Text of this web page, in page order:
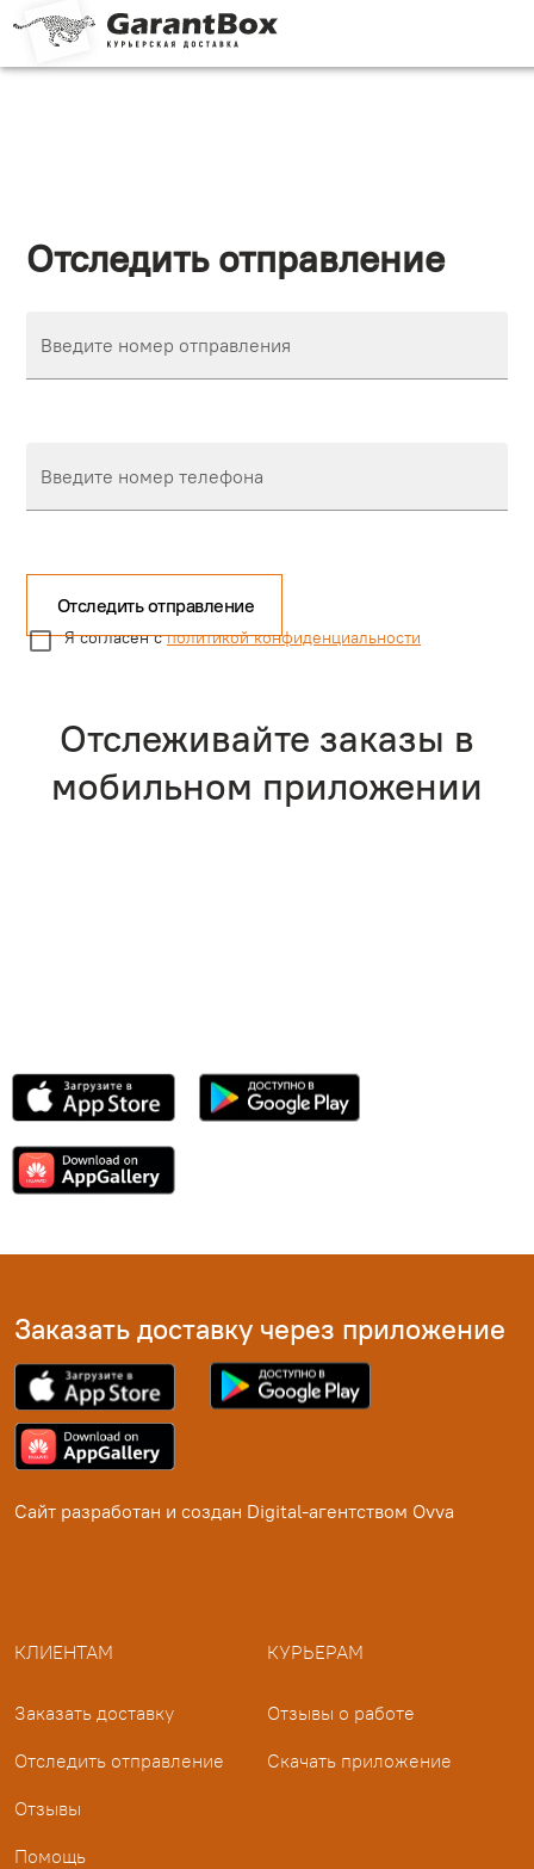
Отследить отправление
Введите номер отправления
Введите номер телефона
Отследить отправление
Я согласен сполитикой конфиденциальности
Отслеживайте заказы в
мобильном приложении
Заказать доставку через приложение
Сайт разработан и создан Digital-агентством Ovva
КЛИЕНТАМ
Заказать доставку
Отследить отправление
Отзывы
Помощь
КУРЬЕРАМ
Отзывы о работе
Скачать приложение